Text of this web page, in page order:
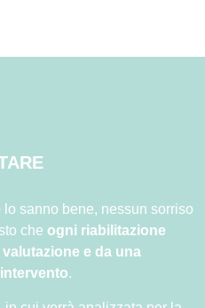
lo sanno bene, nessun sorriso
che ogni riabilitazione
e da una
.